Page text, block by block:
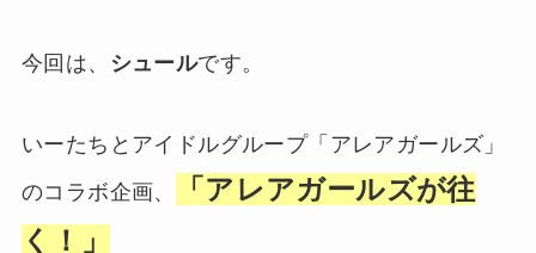
今回は、 シュールです。
いーたちとアイドルグループ「アレアガールズ」
のコラボ企画、
「アレアガールズが往
く！」